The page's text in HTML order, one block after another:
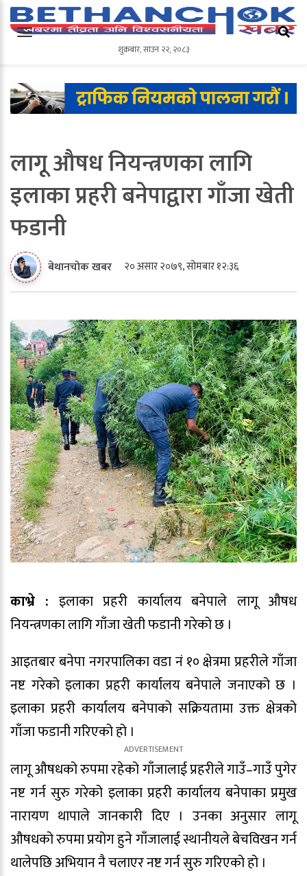
शुक्रबार,साउन २२,२०८३
शुक्रबार,साउन २२, २०८३
लागू औषध नियन्त्रणका लागि
इलाका प्रहरी बनेपाद्वारा गाँजा खेती
फडानी
बेथानचोक खबर २० असार २०७९, सोमबार १२:३६
काभ्रे : इलाका प्रहरी कार्यालय बनेपाले लागू औषध
नियन्त्रणका लागि गाँजा खेती फडानी गरेको छ ।
आइतबार बनेपा नगरपालिका वडा नं १० क्षेत्रमा प्रहरीले गाँजा
नष्ट गरेको इलाका प्रहरी कार्यालय बनेपाले जनाएको छ ।
इलाका प्रहरी कार्यालय बनेपाको सक्रियतामा उक्त क्षेत्रको
गाँजा फडानी गरिएको हो ।
लागू औषधको रुपमा रहेको गाँजालाई प्रहरीले गाउँ–गाउँ पुगेर
नष्ट गर्न सुरु गरेको इलाका प्रहरी कार्यालय बनेपाका प्रमुख
नारायण थापाले जानकारी दिए । उनका अनुसार लागू
औषधको रुपमा प्रयोग हुने गाँजालाई स्थानीयले बेचविखन गर्न
थालेपछि अभियान नै चलाएर नष्ट गर्न सुरु गरिएको हो ।